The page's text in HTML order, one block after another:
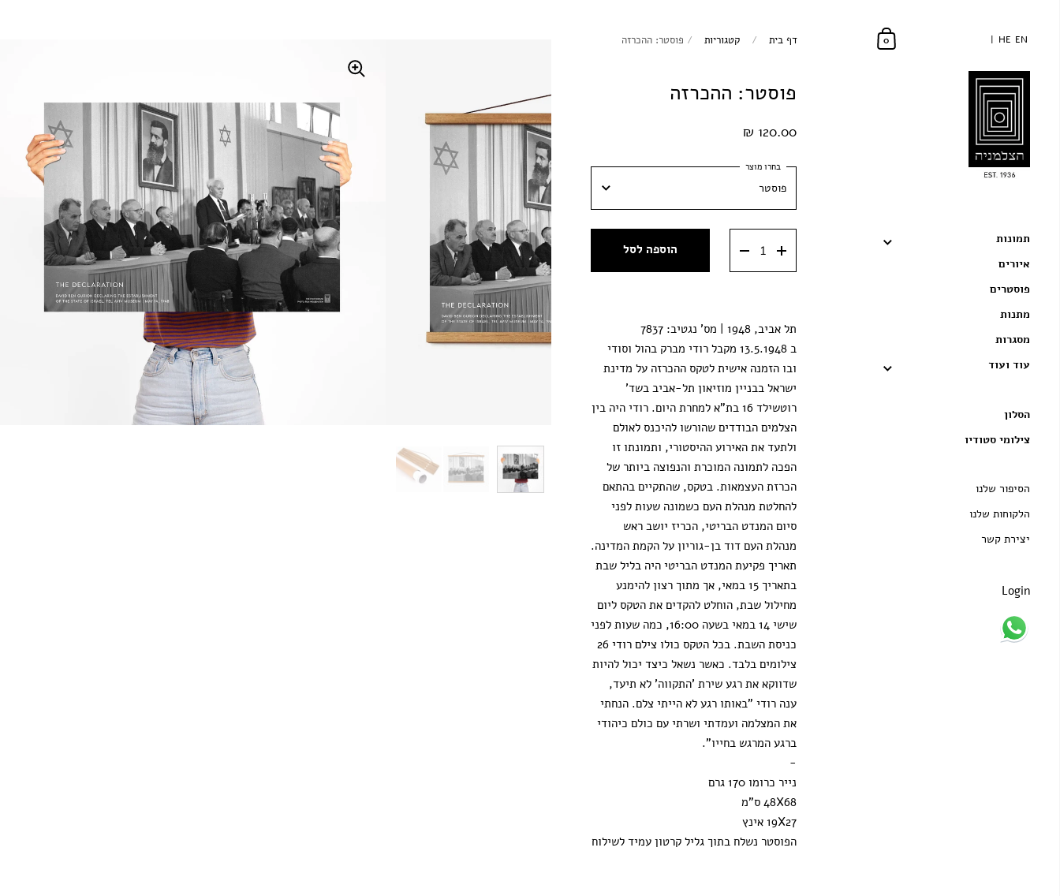
HE EN
HE EN
תמונות
איורים
פוסטרים
מתנות
מסגרות
עוד ועוד
הסלון
צילומי סטודיו
הסיפור שלנו
הלקוחות שלנו
יצירת קשר
Login
0 דף בית / קטגוריות / פוסטר: ההכרזה
פוסטר: ההכרזה
120.00 ₪
פוסטר
פוסטר עם מתלה עץ מגנטי הוספה לסל
תל אביב, 1948 | מס' נגטיב: 7837
ב 13.5.1948 מקבל רודי מברק בהול וסודי
ובו הזמנה אישית לטקס ההכרזה על מדינת
ישראל בבניין מוזיאון תל-אביב בשד'
רוטשילד 16 בת"א למחרת היום. רודי היה בין
הצלמים הבודדים שהורשו להיכנס לאולם
ולתעד את האירוע ההיסטורי, ותמונתו זו
הפכה לתמונה המוכרת והנפוצה ביותר של
הכרזת העצמאות. בטקס, שהתקיים בהתאם
להחלטת מנהלת העם כשמונה שעות לפני
סיום המנדט הבריטי, הכריז יושב ראש
מנהלת העם דוד בן-גוריון על הקמת המדינה.
תאריך פקיעת המנדט הבריטי היה בליל שבת
בתאריך 15 במאי, אך מתוך רצון להימנע
מחילול שבת, הוחלט להקדים את הטקס ליום
שישי 14 במאי בשעה 16:00, כמה שעות לפני
כניסת השבת. בכל הטקס כולו צילם רודי 26
צילומים בלבד. כאשר נשאל כיצד יכול להיות
שדווקא את רגע שירת 'התקווה' לא תיעד,
ענה רודי "באותו רגע לא הייתי צלם. הנחתי
את המצלמה ועמדתי ושרתי עם כולם כיהודי
ברגע המרגש בחייו".
-
נייר כרומו 170 גרם
48X68 ס"מ
19X27 אינץ
הפוסטר נשלח בתוך גליל קרטון עמיד לשילוח